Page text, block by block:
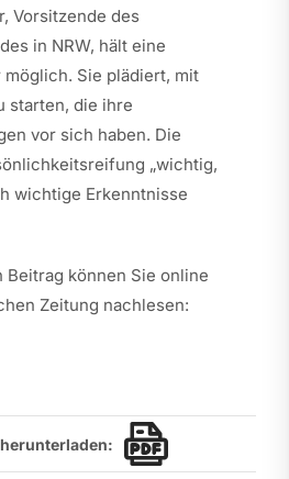
Vorsitzende des
in NRW, hält eine
möglich. Sie plädiert, mit
starten, die ihre
vor sich haben. Die
„wichtig,
wichtige Erkenntnisse
Beitrag können Sie online
Zeitung nachlesen:
herunterladen: